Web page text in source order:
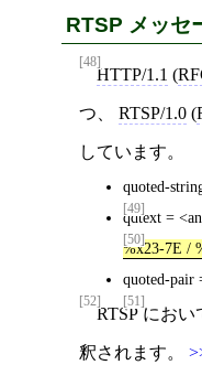
RTSP メッセ
[48]
HTTP/1.1 (
つ、 RTSP/1.0 (
しています。
[49]
[50]
%x23-7E /
[51]
[52]
RTSP にお
釈されます。